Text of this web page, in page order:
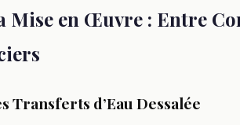
Mise en Œuvre : Entre
Transferts d’Eau Dessalée